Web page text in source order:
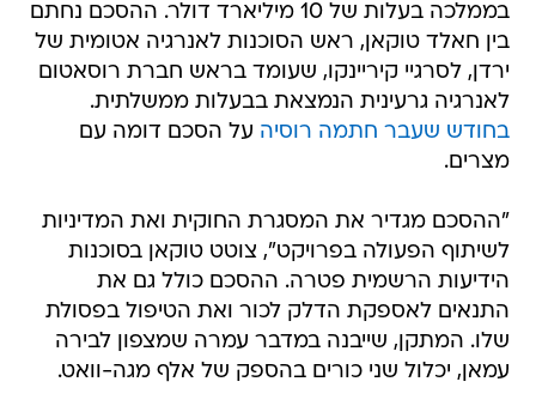
בממלכה בעלות של 10 מיליארד דולר. ההסכם נחתם
בין חאלד טוקאן, ראש הסוכנות לאנרגיה אטומית של
ירדן, לסרגיי קיריינקו, שעומד בראש חברת רוסאטום
לאנרגיה גרעינית הנמצאת בבעלות ממשלתית.
בחודש שעבר חתמה רוסיה על הסכם דומה עם
מצרים.
"ההסכם מגדיר את המסגרת החוקית ואת המדיניות
לשיתוף הפעולה בפרויקט", צוטט טוקאן בסוכנות
הידיעות הרשמית פטרה. ההסכם כולל גם את
התנאים לאספקת הדלק לכור ואת הטיפול בפסולת
שלו. המתקן, שייבנה במדבר עמרה שמצפון לבירה
עמאן, יכלול שני כורים בהספק של אלף מגה-וואט.